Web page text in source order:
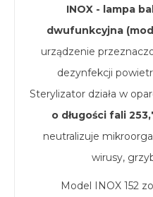
INOX - lampa
dwufunkcyjna
urządzenie
dezynfekcji
Sterylizator działa w
o długości fali
neutralizuje
wirusy,
Model INOX 152